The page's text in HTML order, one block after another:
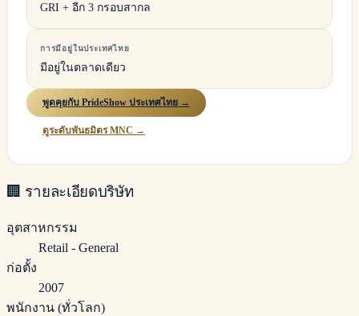
GRI + อีก 3 กรอบสากล
การมีอยู่ในประเทศไทย
มีอยู่ในตลาดเดียว
พูดคุยกับ PrideShow ประเทศไทย →
ดูระดับพันธมิตร MNC →
🏢 รายละเอียดบริษัท
อุตสาหกรรม
Retail - General
ก่อตั้ง
2007
พนักงาน (ทั่วโลก)